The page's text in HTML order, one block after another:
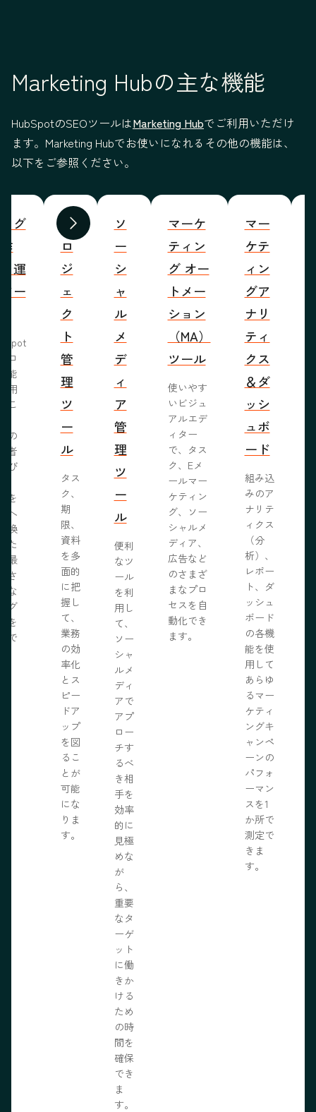
Marketing Hubの主な機能
HubSpotのSEOツールはMarketing Hubでご利用いただけ
ます。Marketing Hubでお使いになれるその他の機能は、
以下をご参照ください。
前へ 次へ
グ
運
ー
ロ
能
用
こ
の
者
び
を
へ
換
た
最
さ
な
グ
を
で
プ
ロ
ジ
ェ
ク
ト
管
理
ツ
ー
ル
タス
ク、
期
限、
資料
を多
面的
に把
握し
て、
業務
の効
率化
とス
ピー
ドア
ップ
を図
るこ
とが
可能
にな
りま
す。
ソ
ー
シ
ャ
ル
メ
デ
ィ
ア
管
理
ツ
ー
ル
便利
なツ
ール
を利
用し
て、
ソー
シャ
ルメ
ディ
アで
アプ
ロー
チす
るべ
き相
手を
効率
的に
見極
めな
が
ら、
重要
なタ
ーゲ
ット
に働
きか
ける
ため
の時
間を
確保
でき
ま
す。
マーケ
ティン
グ オー
トメー
ション
（MA）
ツール
使いやす
いビジュ
アルエデ
ィター
で、タス
ク、Eメ
ールマー
ケティン
グ、ソー
シャルメ
ディア、
広告など
のさまざ
まなプロ
セスを自
動化でき
ます。
マー
ケテ
ィン
グア
ナリ
ティ
クス
＆ダ
ッシ
ュボ
ード
組み込
みのア
ナリテ
ィクス
（分
析）、
レポー
ト、ダ
ッシュ
ボード
の各機
能を使
用して
あらゆ
るマー
ケティ
ングキ
ャンペ
ーンの
パフォ
ーマン
スを1
か所で
測定で
きま
す。